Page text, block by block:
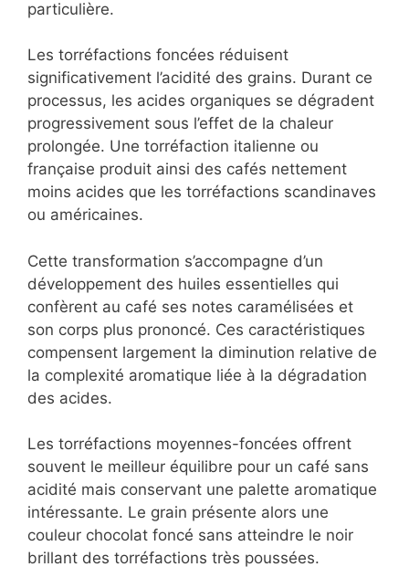
particulière.
Les torréfactions foncées réduisent
significativement l’acidité des grains. Durant ce
processus, les acides organiques se dégradent
progressivement sous l’effet de la chaleur
prolongée. Une torréfaction italienne ou
française produit ainsi des cafés nettement
moins acides que les torréfactions scandinaves
ou américaines.
Cette transformation s’accompagne d’un
développement des huiles essentielles qui
confèrent au café ses notes caramélisées et
son corps plus prononcé. Ces caractéristiques
compensent largement la diminution relative de
la complexité aromatique liée à la dégradation
des acides.
Les torréfactions moyennes-foncées offrent
souvent le meilleur équilibre pour un café sans
acidité mais conservant une palette aromatique
intéressante. Le grain présente alors une
couleur chocolat foncé sans atteindre le noir
brillant des torréfactions très poussées.